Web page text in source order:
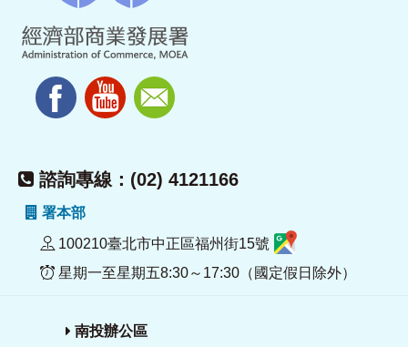
諮詢專線：(02) 4121166
署本部
100210臺北市中正區福州街15號
星期一至星期五8:30～17:30（國定假日除外）
南投辦公區